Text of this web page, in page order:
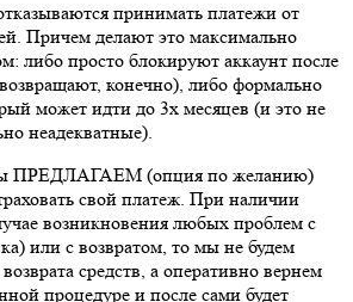
принимать платежи от
Причем делают это максимально
либо просто блокируют аккаунт после
конечно), либо формально
может идти до 3х месяцев (и это не
неадекватные).
ПРЕДЛАГАЕМ (опция по желанию)
свой платеж. При наличии
возникновения любых проблем с
или с возвратом, то мы не будем
средств, а оперативно вернем
процедуре и после сами будет